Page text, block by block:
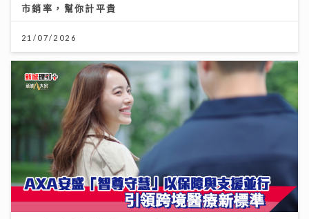
市銷率，幫你計平貴
21/07/2026